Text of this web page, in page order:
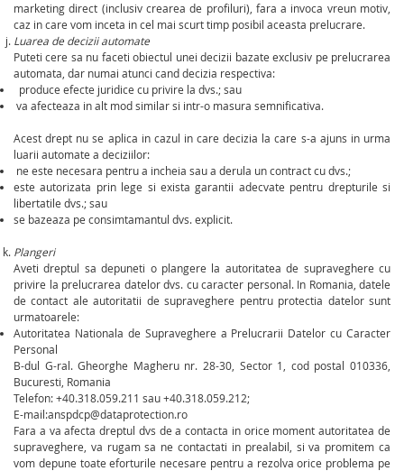
marketing direct (inclusiv crearea de profiluri), fara a invoca vreun motiv,
caz in care vom inceta in cel mai scurt timp posibil aceasta prelucrare.
Luarea de decizii automate
Puteti cere sa nu faceti obiectul unei decizii bazate exclusiv pe prelucrarea
automata, dar numai atunci cand decizia respectiva:
produce efecte juridice cu privire la dvs.; sau
va afecteaza in alt mod similar si intr-o masura semnificativa.
Acest drept nu se aplica in cazul in care decizia la care s-a ajuns in urma
luarii automate a deciziilor:
ne este necesara pentru a incheia sau a derula un contract cu dvs.;
este autorizata prin lege si exista garantii adecvate pentru drepturile si
libertatile dvs.; sau
se bazeaza pe consimtamantul dvs. explicit.
Plangeri
Aveti dreptul sa depuneti o plangere la autoritatea de supraveghere cu
privire la prelucrarea datelor dvs. cu caracter personal. In Romania, datele
de contact ale autoritatii de supraveghere pentru protectia datelor sunt
urmatoarele:
Autoritatea Nationala de Supraveghere a Prelucrarii Datelor cu Caracter
Personal
B-dul G-ral. Gheorghe Magheru nr. 28-30, Sector 1, cod postal 010336,
Bucuresti, Romania
Telefon: +40.318.059.211 sau +40.318.059.212;
E-mail:anspdcp@dataprotection.ro
Fara a va afecta dreptul dvs de a contacta in orice moment autoritatea de
supraveghere, va rugam sa ne contactati in prealabil, si va promitem ca
vom depune toate eforturile necesare pentru a rezolva orice problema pe